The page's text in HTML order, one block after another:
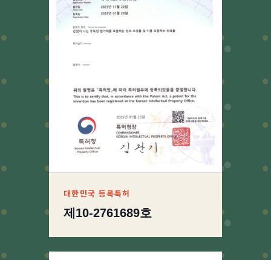
대한민국 등록특허
제10-2761689호